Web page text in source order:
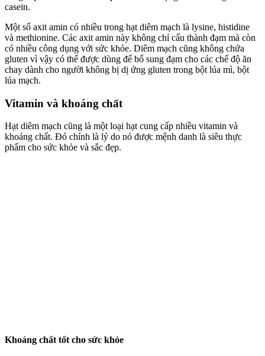
casein.
Một số axit amin có nhiều trong hạt diêm mạch là lysine, histidine
và methionine. Các axit amin này không chỉ cấu thành đạm mà còn
có nhiều công dụng với sức khỏe. Diêm mạch cũng không chứa
gluten vì vậy có thể được dùng để bổ sung đạm cho các chế độ ăn
chay dành cho người không bị dị ứng gluten trong bột lúa mì, bột
lúa mạch.
Vitamin và khoáng chất
Hạt diêm mạch cũng là một loại hạt cung cấp nhiều vitamin và
khoáng chất. Đó chính là lý do nó được mệnh danh là siêu thực
phẩm cho sức khỏe và sắc đẹp.
Khoáng chất tốt cho sức khỏe